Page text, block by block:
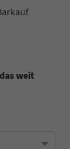
weit